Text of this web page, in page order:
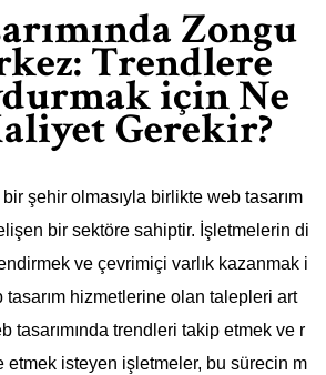
Zongu
Trendlere
için Ne
Gerekir?
şehir olmasıyla birlikte web tasarım
bir sektöre sahiptir. İşletmelerin di
ve çevrimiçi varlık kazanmak i
hizmetlerine olan talepleri art
tasarımında trendleri takip etmek ve r
etmek isteyen işletmeler, bu sürecin m